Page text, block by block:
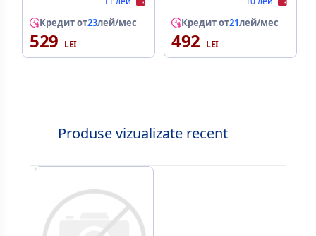
Кредит от23лей/мес
529
Кредит от21лей/мес
492
Produse vizualizate recent